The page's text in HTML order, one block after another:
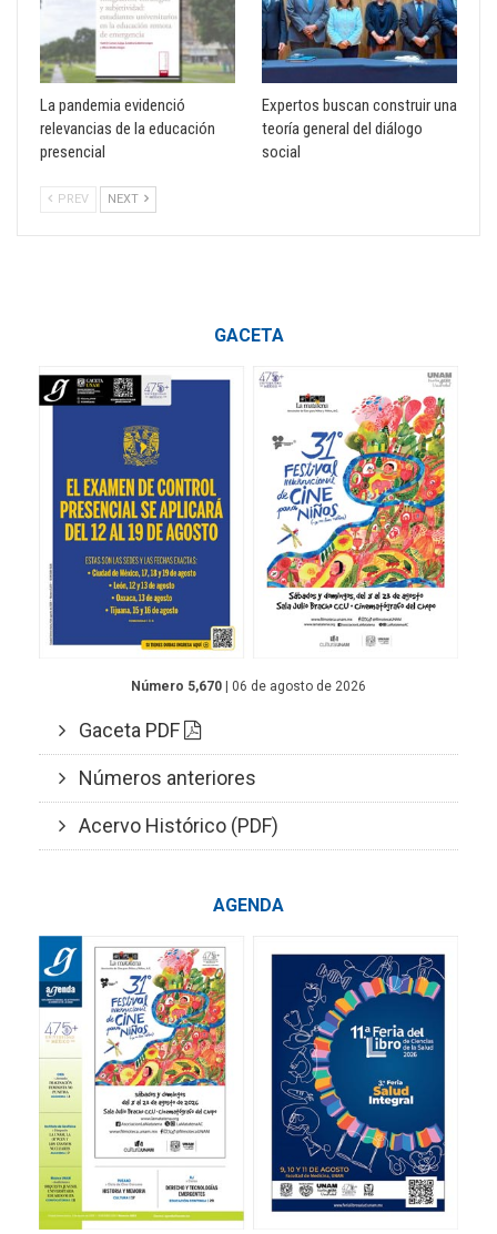
La pandemia evidenció
relevancias de la educación
presencial
Expertos buscan construir una
teoría general del diálogo
social
PREV NEXT
GACETA
Número 5,670 | 06 de agosto de 2026
Gaceta PDF
Números anteriores
Acervo Histórico (PDF)
AGENDA